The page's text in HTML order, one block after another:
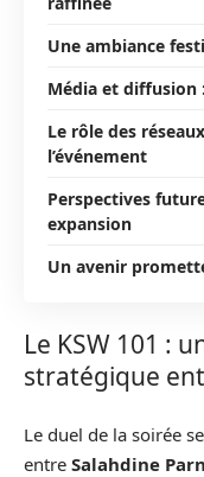
Une ambiance
Média et diffusion
Le rôle des
l’événement
Perspectives
expansion
Un avenir
Le KSW 101 :
stratégique
Le duel de la soirée
entre Salahdine